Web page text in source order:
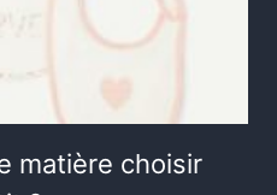
matière choisir